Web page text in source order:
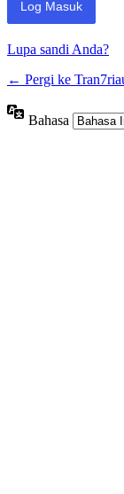
Lupa sandi Anda?
← Pergi ke
Bahasa